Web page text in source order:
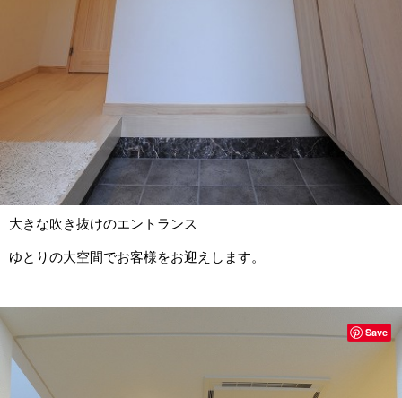
大きな吹き抜けのエントランス
ゆとりの大空間でお客様をお迎えします。
Save